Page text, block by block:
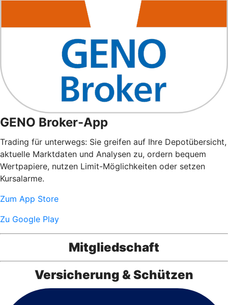
GENO Broker-App
Trading für unterwegs: Sie greifen auf Ihre Depotübersicht,
aktuelle Marktdaten und Analysen zu, ordern bequem
Wertpapiere, nutzen Limit-Möglichkeiten oder setzen
Kursalarme.
Zum App Store
Zu Google Play
Mitgliedschaft
Versicherung & Schützen